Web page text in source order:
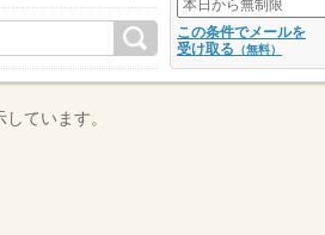
この条件でメールを
受け取る （無料）
ています。